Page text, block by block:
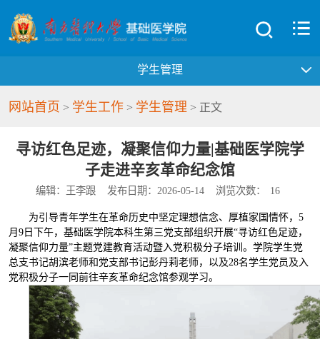
学生管理
网站首页 > 学生工作> 学生管理 > 正文
寻访红色足迹，凝聚信仰力量|基础医学院学
子走进辛亥革命纪念馆
编辑：王李跟 发布日期：2026-05-14 浏览次数： 16
为引导青年学生在革命历史中坚定理想信念、厚植家国情怀，5
月9日下午，基础医学院本科生第三党支部组织开展“寻访红色足迹，
凝聚信仰力量”主题党建教育活动暨入党积极分子培训。学院学生党
总支书记胡滨老师和党支部书记彭丹莉老师，以及28名学生党员及入
党积极分子一同前往辛亥革命纪念馆参观学习。